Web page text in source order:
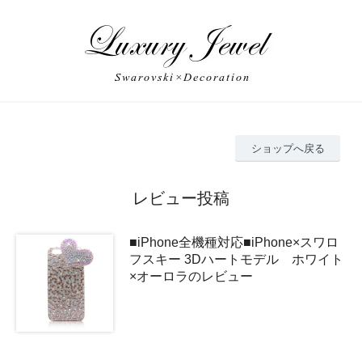
ショップへ戻る
レビュー投稿
■iPhone全機種対応■iPhone×スワロ
フスキー 3Dハートモデル ホワイト
×オーロラのレビュー